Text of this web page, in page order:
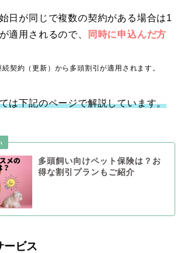
日が同じで複数の契約がある場合は1
適用されるので、
同時に申込んだ方
契約（更新）から多頭割引が適用されます。
は下記のページで解説しています。
多頭飼い向けペット保険は？お
得な割引プランもご紹介
ービス